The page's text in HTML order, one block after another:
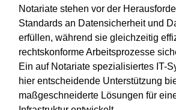
Notariate stehen vor der
Standards an Datensicherheit und
erfüllen, während sie gleichzeitig
rechtskonforme Arbeitsprozesse
Ein auf Notariate spezialisiertes IT-
hier entscheidende Unterstützung
maßgeschneiderte Lösungen für